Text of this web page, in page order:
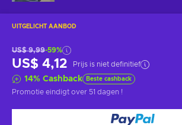
UITGELICHT AANBOD
US$ 9,99-59%
US$ 4,12 Prijs is niet definitief
14% Cashback Beste cashback
Promotie eindigt over 51 dagen !